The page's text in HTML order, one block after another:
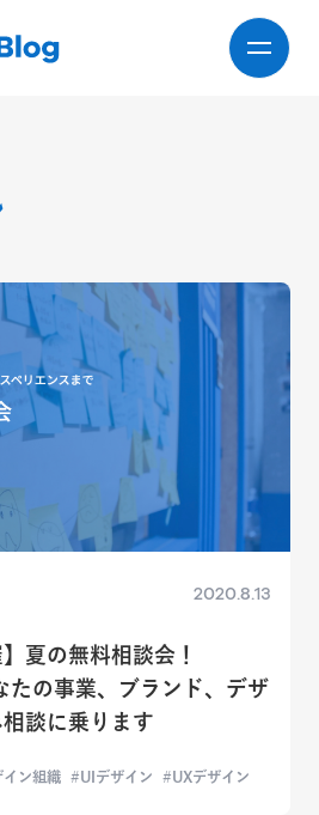
2020.8.13
夏の無料相談会！
の事業、ブランド、デザ
談に乗ります
イン組織 UIデザイン UXデザイン